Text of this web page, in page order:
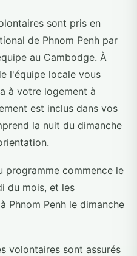
sont pris en
de Phnom Penh par
au Cambodge. À
l'équipe locale vous
à votre logement à
est inclus dans vos
la nuit du dimanche
programme commence le
du mois, et les
Phnom Penh le dimanche
volontaires sont assurés